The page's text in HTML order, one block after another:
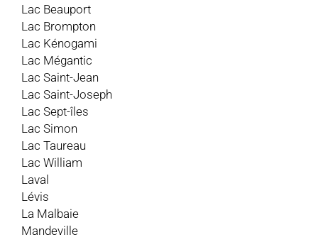
Lac Beauport
Lac Brompton
Lac Kénogami
Lac Mégantic
Lac Saint-Jean
Lac Saint-Joseph
Lac Sept-îles
Lac Simon
Lac Taureau
Lac William
Laval
Lévis
La Malbaie
Mandeville